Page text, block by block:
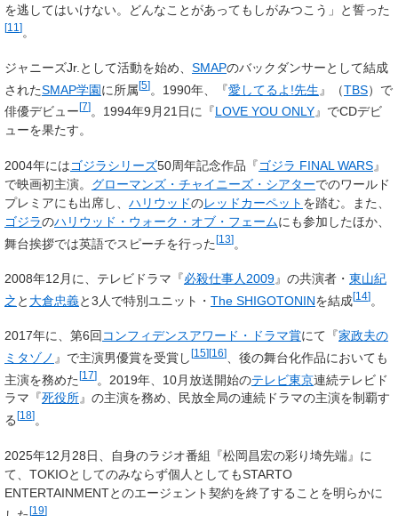
を逃してはいけない。どんなことがあってもしがみつこう」と誓った
[11 ] 。
ジャニーズJr.として活動を始め、 SMAPのバックダンサーとして結成
されたSMAP学園に所属[5]。1990年、『愛してるよ!先生 』（TBS）で
俳優デビュー[7] 。1994年9月21日に『LOVE YOU ONLY』でCDデビ
ューを果たす。
2004年にはゴジラシリーズ50周年記念作品『ゴジラ FINAL WARS』
で映画初主演。 グローマンズ・チャイニーズ・シアターでのワールド
プレミアにも出席し、 ハリウッドのレッドカーペット を踏む。また、
ゴジラのハリウッド・ウォーク・オブ・フェームにも参加したほか、
舞台挨拶では英語でスピーチを行った[13]。
2008年12月に、テレビドラマ『必殺仕事人2009』の共演者・ 東山紀
之 と 大倉忠義と3人で特別ユニット・ The SHIGOTONINを結成[14]。
2017年に、第6回 コンフィデンスアワード・ドラマ賞にて『家政夫の
ミタゾノ 』で主演男優賞を受賞し [15][16]
、後の舞台化作品においても
主演を務めた[17]。2019年、10月放送開始のテレビ東京連続テレビド
ラマ『死役所』の主演を務め、民放全局の連続ドラマの主演を制覇す
る [18] 。
2025年12月28日、自身のラジオ番組『松岡昌宏の彩り埼先端』に
て、TOKIOとしてのみならず個人としてもSTARTO
ENTERTAINMENTとのエージェント契約を終了することを明らかに
[19]